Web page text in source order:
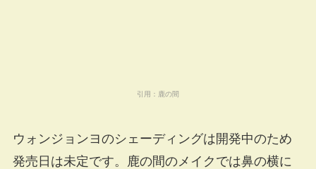
引用： 鹿の間
ウォンジョンヨのシェーディングは開発中のため
発売日は未定です。鹿の間のメイクでは鼻の横に